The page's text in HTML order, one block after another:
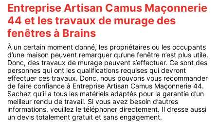
Entreprise Artisan Camus Maçonnerie
44 et les travaux de murage des
fenêtres à Brains
À un certain moment donné, les propriétaires ou les occupants
d’une maison peuvent remarquer qu’une fenêtre n’est plus utile.
Donc, des travaux de murage peuvent s’effectuer. Ce sont des
personnes qui ont les qualifications requises qui devront
effectuer ces travaux. Donc, nous pouvons vous recommander
de faire confiance à Entreprise Artisan Camus Maçonnerie 44.
Sachez qu’il a tous les matériels adaptés pour la garantie d’un
meilleur rendu de travail. Si vous avez besoin d’autres
informations, veuillez le téléphoner directement. Il dresse aussi
un devis totalement gratuit et sans engagement.